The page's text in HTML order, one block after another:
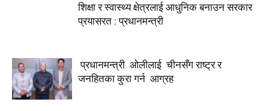
शिक्षा र स्वास्थ्य क्षेत्रलाई आधुनिक बनाउन सरकार
प्रयासरत : प्रधानमन्त्री
प्रधानमन्त्री ओलीलाई चीनसँग राष्ट्र र
जनहितका कुरा गर्न आग्रह